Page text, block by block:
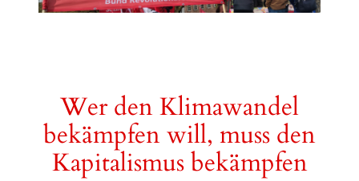
Wer den Klimawandel
bekämpfen will, muss den
Kapitalismus bekämpfen